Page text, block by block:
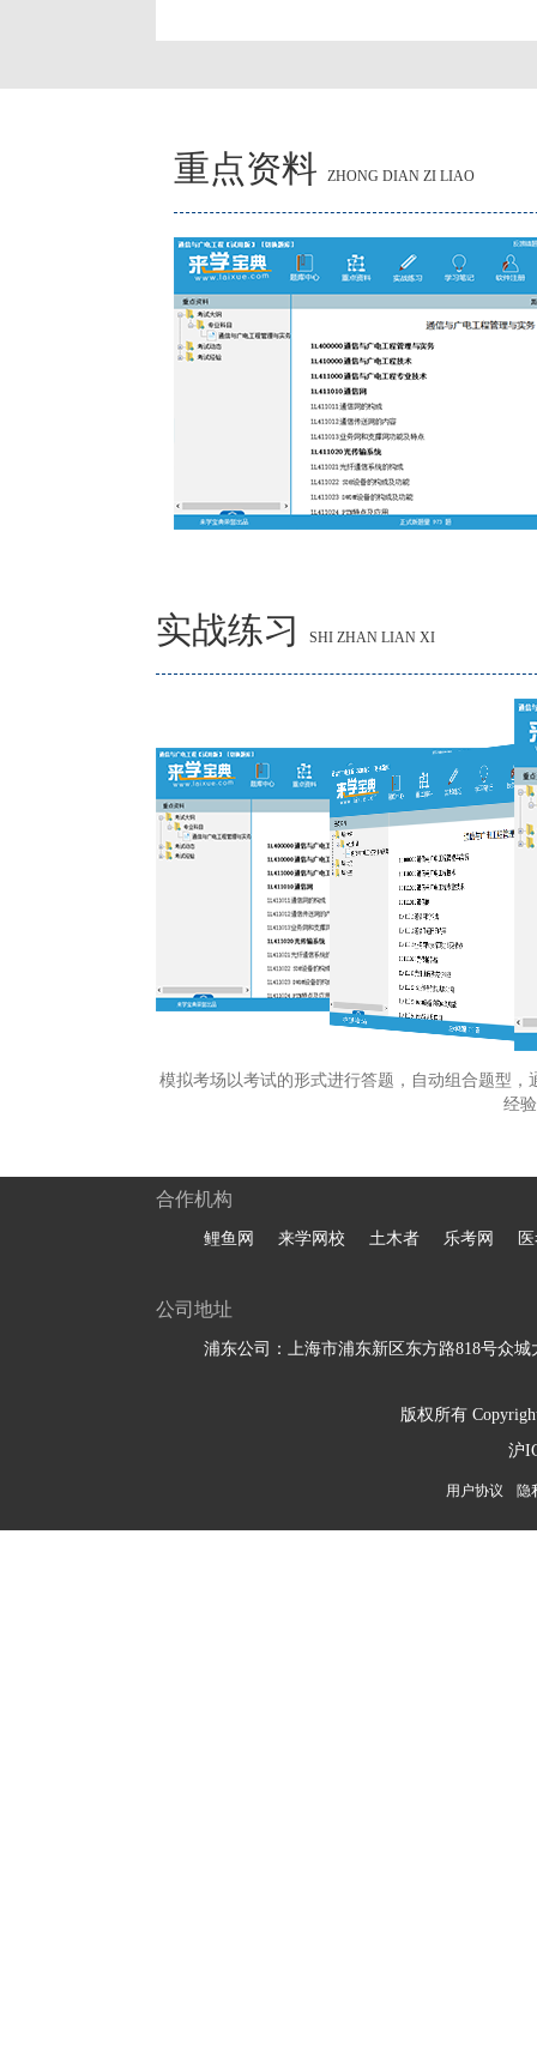
重点资料 ZHONG DIAN ZI LIAO
实战练习 SHI ZHAN LIAN XI
模拟考场以考试的形式进行答题，自动组合题型
经
合作机构
鲤鱼网 来学网校 土木者 乐考网
公司地址
浦东公司：上海市浦东新区东方路818号众城
版权所有
沪
用户协议 隐